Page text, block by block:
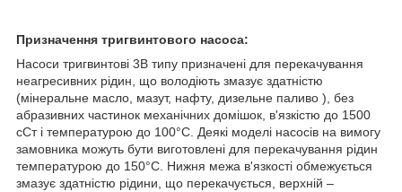
Призначення тригвинтового насоса:
Насоси тригвинтові 3В типу призначені для перекачування
неагресивних рідин, що володіють змазує здатністю
(мінеральне масло, мазут, нафту, дизельне паливо ), без
абразивних частинок механічних домішок, в'язкістю до 1500
сСт і температурою до 100°С. Деякі моделі насосів на вимогу
замовника можуть бути виготовлені для перекачування рідин
температурою до 150°С. Нижня межа в'язкості обмежується
змазує здатністю рідини, що перекачується, верхній –